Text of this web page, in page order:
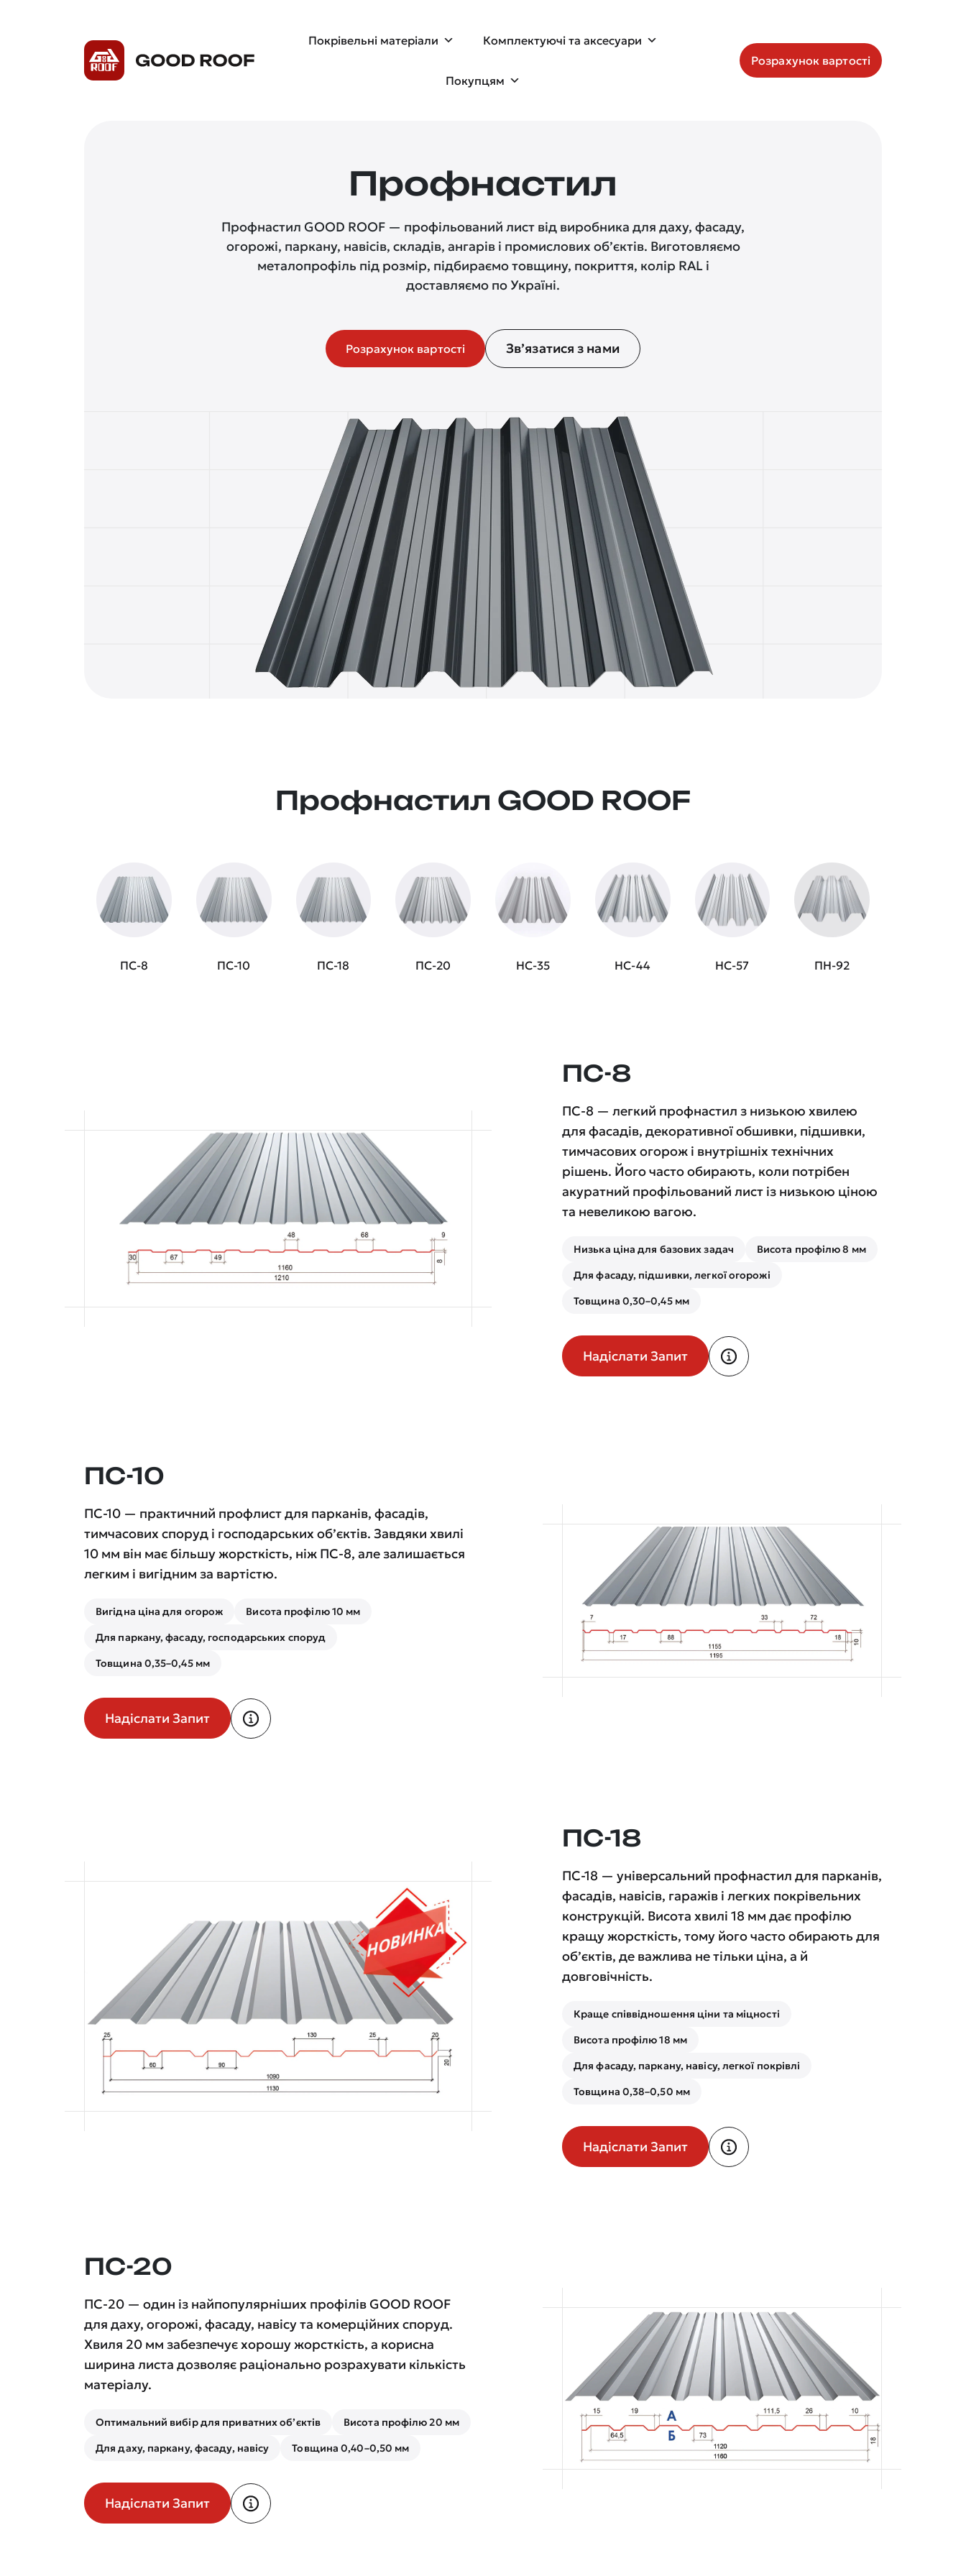
Покрівельні матеріали Комплектуючі та аксесуари
Покупцям
Розрахунок вартості
Профнастил
Профнастил GOOD ROOF — профільований лист від виробника для даху, фасаду,
огорожі, паркану, навісів, складів, ангарів і промислових об’єктів. Виготовляємо
металопрофіль під розмір, підбираємо товщину, покриття, колір RAL і
доставляємо по Україні.
Розрахунок вартості Зв’язатися з нами
Профнастил GOOD ROOF
ПС-8 ПС-10 ПС-18 ПС-20 НС-35 НС-44 НС-57 ПН-92
ПС-8
ПС-8 — легкий профнастил з низькою хвилею
для фасадів, декоративної обшивки, підшивки,
тимчасових огорож і внутрішніх технічних
рішень. Його часто обирають, коли потрібен
акуратний профільований лист із низькою ціною
та невеликою вагою.
Низька ціна для базових задач
Висота профілю 8 мм
Для фасаду, підшивки, легкої огорожі
Товщина 0,30–0,45 мм
Надіслати Запит
ПС-10
ПС-10 — практичний профлист для парканів, фасадів,
тимчасових споруд і господарських об’єктів. Завдяки хвилі
10 мм він має більшу жорсткість, ніж ПС-8, але залишається
легким і вигідним за вартістю.
Вигідна ціна для огорож
Висота профілю 10 мм
Для паркану, фасаду, господарських споруд
Товщина 0,35–0,45 мм
Надіслати Запит
ПС-18
ПС-18 — універсальний профнастил для парканів,
фасадів, навісів, гаражів і легких покрівельних
конструкцій. Висота хвилі 18 мм дає профілю
кращу жорсткість, тому його часто обирають для
об’єктів, де важлива не тільки ціна, а й
довговічність.
Краще співвідношення ціни та міцності
Висота профілю 18 мм
Для фасаду, паркану, навісу, легкої покрівлі
Товщина 0,38–0,50 мм
Надіслати Запит
ПС-20
ПС-20 — один із найпопулярніших профілів GOOD ROOF
для даху, огорожі, фасаду, навісу та комерційних споруд.
Хвиля 20 мм забезпечує хорошу жорсткість, а корисна
ширина листа дозволяє раціонально розрахувати кількість
матеріалу.
Оптимальний вибір для приватних об’єктів
Висота профілю 20 мм
Для даху, паркану, фасаду, навісу
Товщина 0,40–0,50 мм
Надіслати Запит